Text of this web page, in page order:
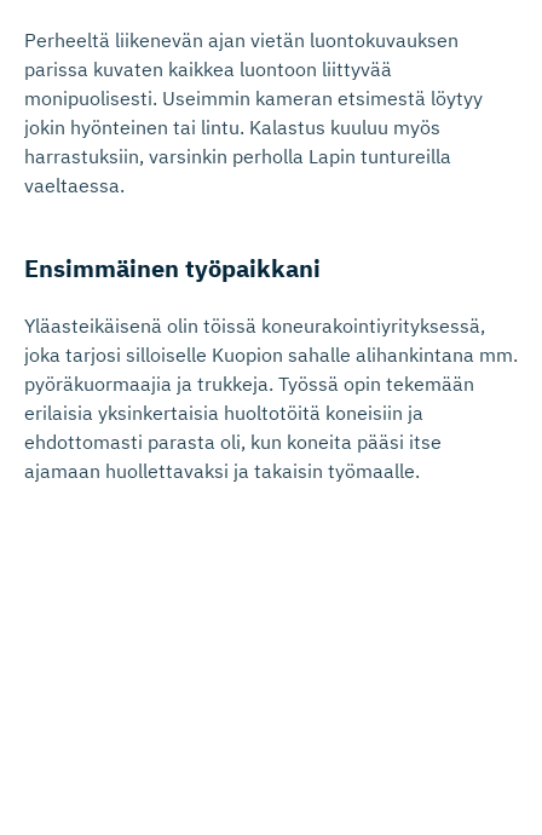
Perheeltä liikenevän ajan vietän luontokuvauksen
parissa kuvaten kaikkea luontoon liittyvää
monipuolisesti. Useimmin kameran etsimestä löytyy
jokin hyönteinen tai lintu. Kalastus kuuluu myös
harrastuksiin, varsinkin perholla Lapin tuntureilla
vaeltaessa.
Ensimmäinen työpaikkani
Yläasteikäisenä olin töissä koneurakointiyrityksessä,
joka tarjosi silloiselle Kuopion sahalle alihankintana mm.
pyöräkuormaajia ja trukkeja. Työssä opin tekemään
erilaisia yksinkertaisia huoltotöitä koneisiin ja
ehdottomasti parasta oli, kun koneita pääsi itse
ajamaan huollettavaksi ja takaisin työmaalle.